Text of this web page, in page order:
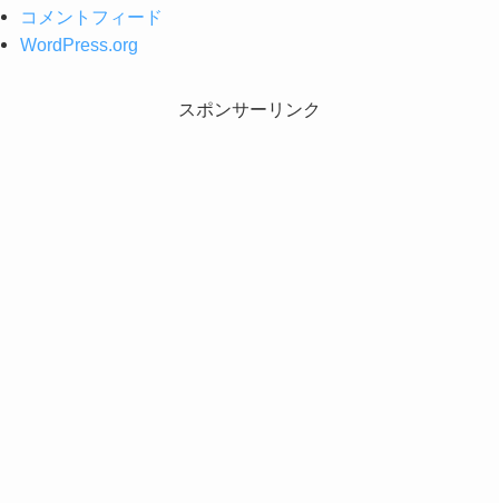
コメントフィード
WordPress.org
スポンサーリンク